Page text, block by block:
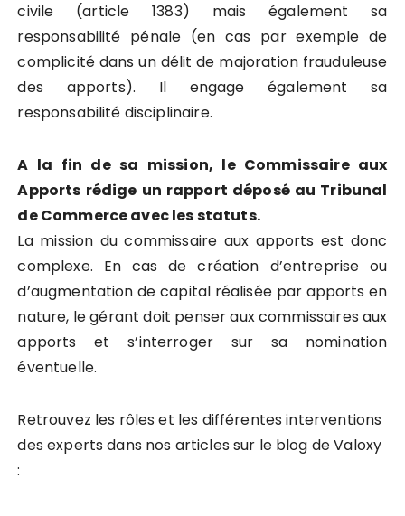
civile (article 1383) mais également sa
responsabilité pénale (en cas par exemple de
complicité dans un délit de majoration frauduleuse
des apports). Il engage également sa
responsabilité disciplinaire.
A la fin de sa mission, le Commissaire aux
Apports rédige un rapport déposé au Tribunal
de Commerce avec les statuts.
La mission du commissaire aux apports est donc
complexe. En cas de création d’entreprise ou
d’augmentation de capital réalisée par apports en
nature, le gérant doit penser aux commissaires aux
apports et s’interroger sur sa nomination
éventuelle.
Retrouvez les rôles et les différentes interventions
des experts dans nos articles sur le blog de Valoxy
: